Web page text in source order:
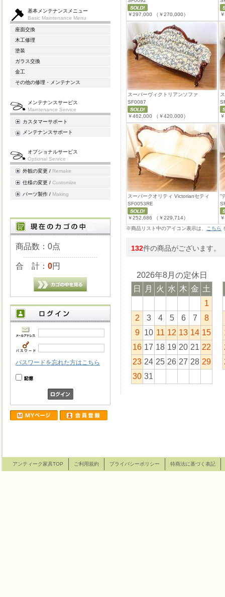
基本メンテナンスメニュー
Basic Maintenance Menu
座面交換
木工修理
塗装
ガラス交換
金工
その他の修理・メンテナンス
メンテナンスサービス
Maintenance Service
カスタマーサポート
メンテナンスサポート
オプショナルサービス
Optional Service
外観の変更 / Remake
仕様の変更 / Customize
パーツ製作 / Making
商品数：0点
合 計： 0円
パスワードを忘れた方はこちら
￥297,000 （￥270,000）
スーパーヴィクトリアンソファ
SF0087
￥462,000 （￥420,000）
スーパークオリティ Victorianセティ
SF0053RE
￥252,686 （￥229,714）
”
※商品リスト中のアイコン表示は、
こちら
132件の商品がございます。
2026年8月の定休日
日
月 火 水 木 金 土
1
2
3 4 5 6 7
8
9
10 11 12 13 14 15
16 17 18 19 20 21 22
23 24 25 26 27 28 29
30 31
アンティーク家具TOP ご利用規約 プライバシーポリシー 特商法に基づく表記